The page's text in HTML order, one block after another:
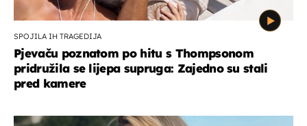
SPOJILA IH TRAGEDIJA
Pjevaču poznatom po hitu s Thompsonom
pridružila se lijepa supruga: Zajedno su stali
pred kamere